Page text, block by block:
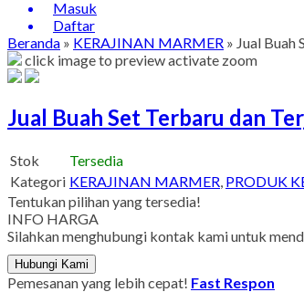
Masuk
Daftar
Beranda » KERAJINAN MARMER » Jual Buah
click image to previewactivate zoom
Jual Buah Set Terbaru dan
Stok
Tersedia
Kategori KERAJINAN MARMER, PRODUK
Tentukan pilihan yang tersedia!
INFO HARGA
Silahkan menghubungi kontak kami untuk
Hubungi Kami
Pemesanan yang lebih cepat! Fast Respon